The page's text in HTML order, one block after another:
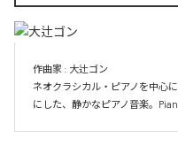
作曲家 : 大辻ゴン
ネオクラシカル・ピアノを中心
にした、静かなピアノ音楽。